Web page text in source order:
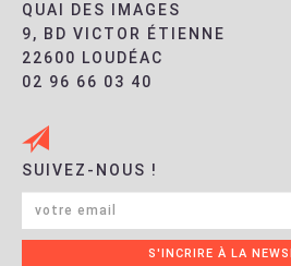
QUAI DES IMAGES
9, BD VICTOR ÉTIENNE
22600 LOUDÉAC
02 96 66 03 40
SUIVEZ-NOUS !